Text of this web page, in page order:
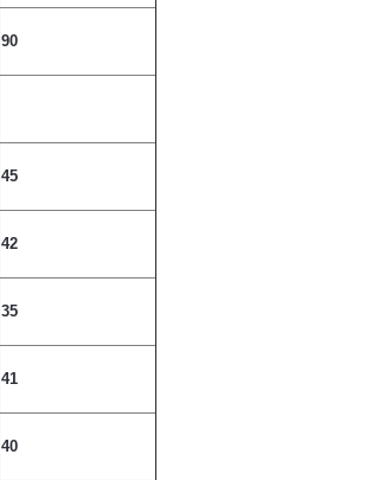
90
45
42
35
41
40